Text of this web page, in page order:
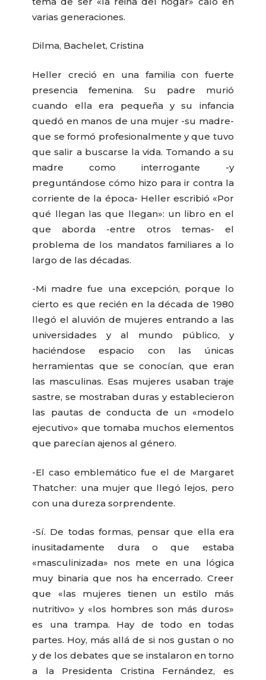
varias generaciones.
Dilma, Bachelet, Cristina
Heller creció en una familia con fuerte
presencia femenina. Su padre murió
cuando ella era pequeña y su infancia
quedó en manos de una mujer -su madre-
que se formó profesionalmente y que tuvo
que salir a buscarse la vida. Tomando a su
madre como interrogante -y
preguntándose cómo hizo para ir contra la
corriente de la época- Heller escribió «Por
qué llegan las que llegan»: un libro en el
que aborda -entre otros temas- el
problema de los mandatos familiares a lo
largo de las décadas.
-Mi madre fue una excepción, porque lo
cierto es que recién en la década de 1980
llegó el aluvión de mujeres entrando a las
universidades y al mundo público, y
haciéndose espacio con las únicas
herramientas que se conocían, que eran
las masculinas. Esas mujeres usaban traje
sastre, se mostraban duras y establecieron
las pautas de conducta de un «modelo
ejecutivo» que tomaba muchos elementos
que parecían ajenos al género.
-El caso emblemático fue el de Margaret
Thatcher: una mujer que llegó lejos, pero
con una dureza sorprendente.
-Sí. De todas formas, pensar que ella era
inusitadamente dura o que estaba
«masculinizada» nos mete en una lógica
muy binaria que nos ha encerrado. Creer
que «las mujeres tienen un estilo más
nutritivo» y «los hombres son más duros»
es una trampa. Hay de todo en todas
partes. Hoy, más allá de si nos gustan o no
y de los debates que se instalaron en torno
a la Presidenta Cristina Fernández, es